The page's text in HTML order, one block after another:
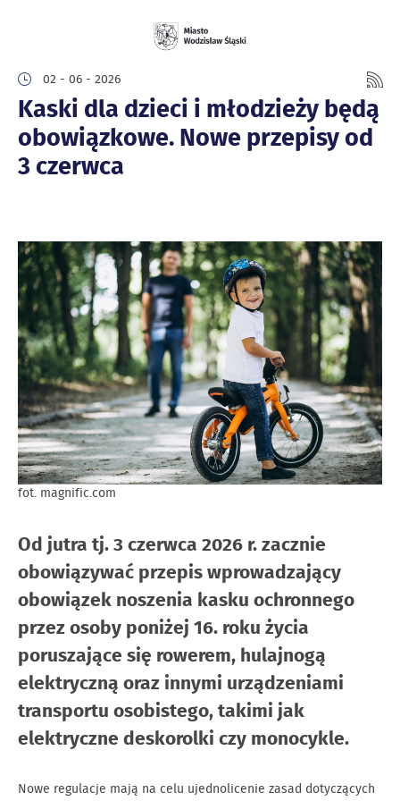
02 - 06 - 2026
Kaski dla dzieci i młodzieży będą
obowiązkowe. Nowe przepisy od
3 czerwca
fot. magnific.com
Od jutra tj. 3 czerwca 2026 r. zacznie
obowiązywać przepis wprowadzający
obowiązek noszenia kasku ochronnego
przez osoby poniżej 16. roku życia
poruszające się rowerem, hulajnogą
elektryczną oraz innymi urządzeniami
transportu osobistego, takimi jak
elektryczne deskorolki czy monocykle.
Nowe regulacje mają na celu ujednolicenie zasad dotyczących